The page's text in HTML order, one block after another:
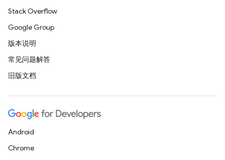
Stack Overflow
Google Group
版本说明
常见问题解答
旧版文档
Android
Chrome